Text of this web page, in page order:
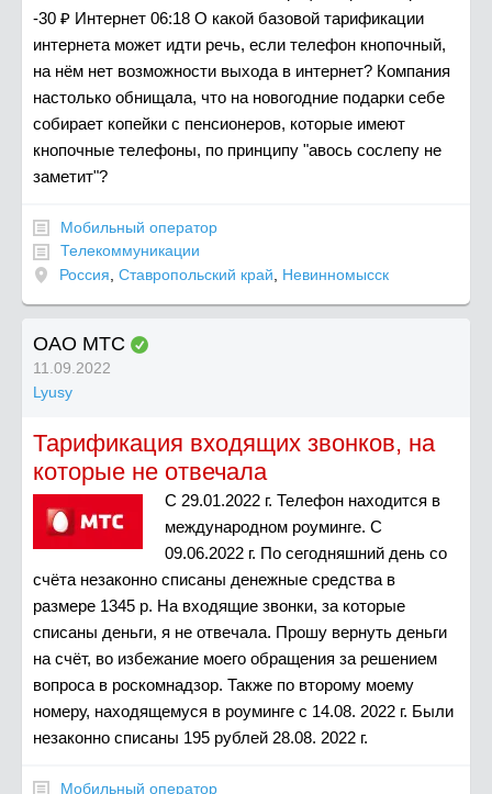
-30 ₽ Интернет 06:18 О какой базовой тарификации
интернета может идти речь, если телефон кнопочный,
на нём нет возможности выхода в интернет? Компания
настолько обнищала, что на новогодние подарки себе
собирает копейки с пенсионеров, которые имеют
кнопочные телефоны, по принципу "авось сослепу не
заметит"?
Мобильный оператор
Телекоммуникации
Россия Ставропольский край Невинномысск
ОАО МТС
11.09.2022
Lyusy
Тарификация входящих звонков, на
которые не отвечала
С 29.01.2022 г. Телефон находится в
международном роуминге. С
09.06.2022 г. По сегодняшний день со
счёта незаконно списаны денежные средства в
размере 1345 р. На входящие звонки, за которые
списаны деньги, я не отвечала. Прошу вернуть деньги
на счёт, во избежание моего обращения за решением
вопроса в роскомнадзор. Также по второму моему
номеру, находящемуся в роуминге с 14.08. 2022 г. Были
незаконно списаны 195 рублей 28.08. 2022 г.
Мобильный оператор